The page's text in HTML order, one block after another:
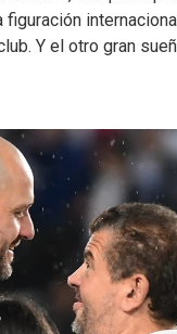
Y el otro gran